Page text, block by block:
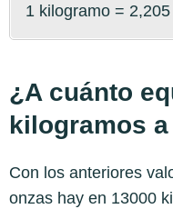
1 kilogramo =
¿A cuánto
kilogramos
Con los anteriores
onzas hay en 13000